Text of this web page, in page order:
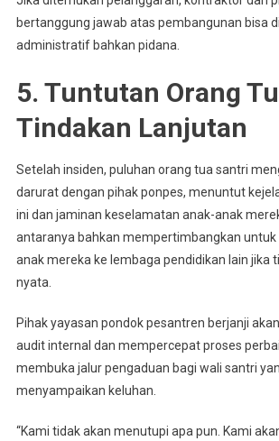
bertanggung jawab atas pembangunan bisa
administratif bahkan pidana.
5. Tuntutan Orang
Tindakan Lanjutan
Setelah insiden, puluhan orang tua santri
darurat dengan pihak ponpes, menuntut
ini dan jaminan keselamatan anak-anak
antaranya bahkan mempertimbangkan
anak mereka ke lembaga pendidikan lain jika
nyata.
Pihak yayasan pondok pesantren berjanji
audit internal dan mempercepat proses
membuka jalur pengaduan bagi wali santri
menyampaikan keluhan.
“Kami tidak akan menutupi apa pun. Kami